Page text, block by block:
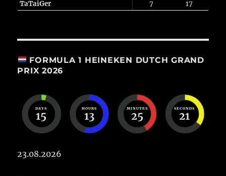
TaTaiGer
7 17
FORMULA 1 HEINEKEN DUTCH GRAND
PRIX 2026
DAYS
15
HOURS
13
MINUTES
25
SECONDS
21
23.08.2026